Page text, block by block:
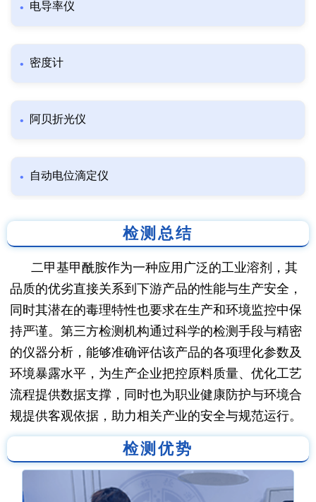
电导率仪
密度计
阿贝折光仪
自动电位滴定仪
检测总结
二甲基甲酰胺作为一种应用广泛的工业溶剂，其
品质的优劣直接关系到下游产品的性能与生产安全，
同时其潜在的毒理特性也要求在生产和环境监控中保
持严谨。第三方检测机构通过科学的检测手段与精密
的仪器分析，能够准确评估该产品的各项理化参数及
环境暴露水平，为生产企业把控原料质量、优化工艺
流程提供数据支撑，同时也为职业健康防护与环境合
规提供客观依据，助力相关产业的安全与规范运行。
检测优势